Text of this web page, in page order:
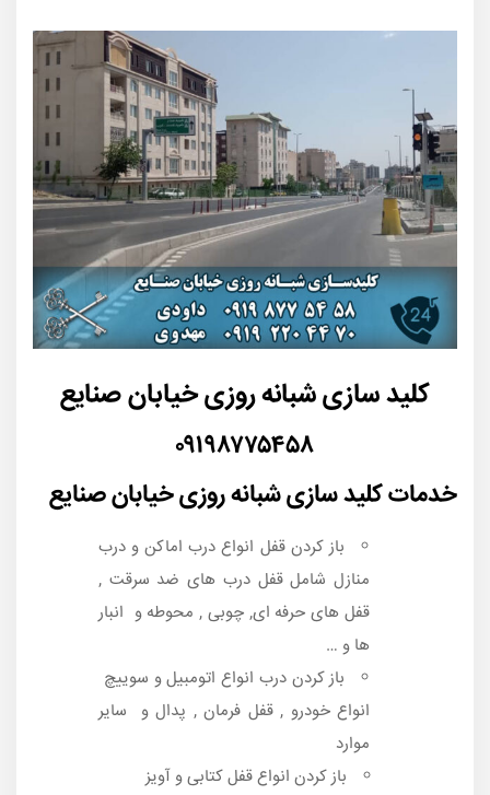
کلید سازی شبانه روزی خیابان صنایع
۰۹۱۹۸۷۷۵۴۵۸
خدمات کلید سازی شبانه روزی خیابان صنایع
باز کردن قفل انواع درب اماکن و درب
منازل شامل قفل درب های ضد سرقت ,
قفل های حرفه ای, چوبی , محوطه و انبار
ها و …
باز کردن درب انواع اتومبیل و سوییچ
انواع خودرو , قفل فرمان , پدال و سایر
موارد
باز کردن انواع قفل کتابی و آویز